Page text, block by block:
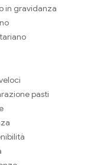
in gravidanza
pasti